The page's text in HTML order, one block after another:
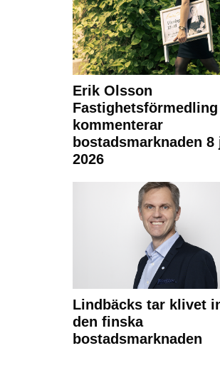
Erik Olsson
Fastighetsförmedling
kommenterar
bostadsmarknaden 8
2026
Lindbäcks tar klivet
den finska
bostadsmarknaden